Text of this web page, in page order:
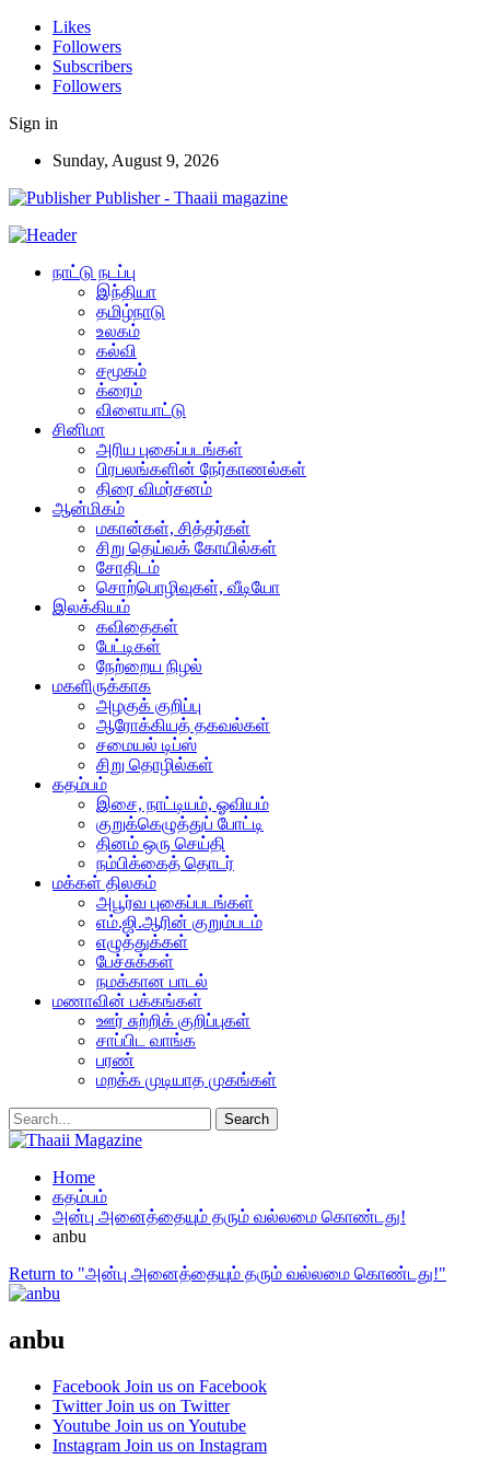
Likes
Followers
Subscribers
Followers
Sign in
Sunday, August 9, 2026
Publisher - Thaaii magazine
நாட்டு நடப்பு
இந்தியா
தமிழ்நாடு
உலகம்
கல்வி
சமூகம்
க்ரைம்
விளையாட்டு
சினிமா
அரிய புகைப்படங்கள்
பிரபலங்களின் நேர்காணல்கள்
திரை விமர்சனம்
ஆன்மிகம்
மகான்கள், சித்தர்கள்
சிறு தெய்வக் கோயில்கள்
சோதிடம்
சொற்பொழிவுகள், வீடியோ
இலக்கியம்
கவிதைகள்
பேட்டிகள்
நேற்றைய நிழல்
மகளிருக்காக
அழகுக் குறிப்பு
ஆரோக்கியத் தகவல்கள்
சமையல் டிப்ஸ்
சிறு தொழில்கள்
கதம்பம்
இசை, நாட்டியம், ஓவியம்
குறுக்கெழுத்துப் போட்டி
தினம் ஒரு செய்தி
நம்பிக்கைத் தொடர்
மக்கள் திலகம்
அபூர்வ புகைப்படங்கள்
எம்.ஜி.ஆரின் குறும்படம்
எழுத்துக்கள்
பேச்சுக்கள்
நமக்கான பாடல்
மணாவின் பக்கங்கள்
ஊர் சுற்றிக் குறிப்புகள்
சாப்பிட வாங்க
பரண்
மறக்க முடியாத முகங்கள்
Home
கதம்பம்
அன்பு அனைத்தையும் தரும் வல்லமை கொண்டது!
anbu
Return to "அன்பு அனைத்தையும் தரும் வல்லமை கொண்டது!"
anbu
Facebook Join us on Facebook
Twitter Join us on Twitter
Youtube Join us on Youtube
Instagram Join us on Instagram